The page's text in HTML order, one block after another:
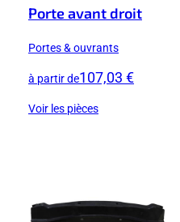
Porte avant droit
Portes & ouvrants
à partir de107,03 €
Voir les pièces